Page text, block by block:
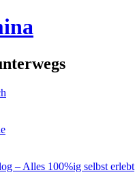
– Alles 100%ig selbst erlebt